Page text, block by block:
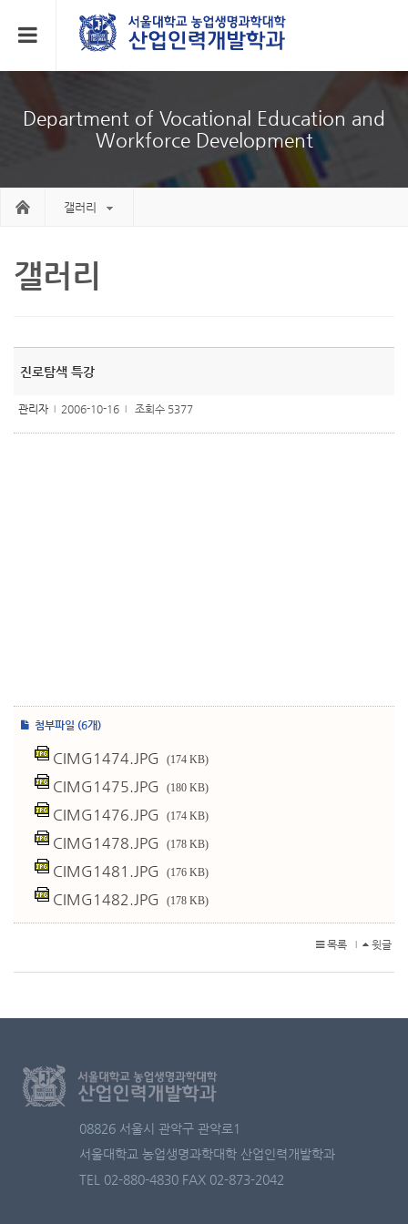
Department of Vocational Education and
Workforce Development
갤러리
갤러리
진로탐색 특강
관리자 l 2006-10-16 l 조회수 5377
첨부파일 (6개)
CIMG1474.JPG (174 KB)
CIMG1475.JPG (180 KB)
CIMG1476.JPG (174 KB)
CIMG1478.JPG (178 KB)
CIMG1481.JPG (176 KB)
CIMG1482.JPG (178 KB)
목록 l 윗글
08826 서울시 관악구 관악로1
서울대학교 농업생명과학대학 산업인력개발학과
TEL 02-880-4830 FAX 02-873-2042